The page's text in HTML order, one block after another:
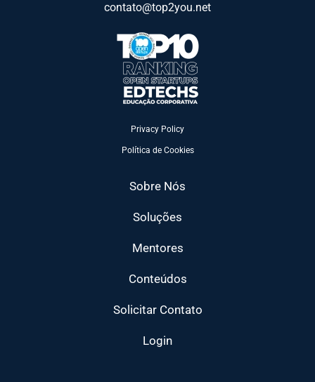
contato@top2you.net
Privacy Policy
Política de Cookies
Sobre Nós
Soluções
Mentores
Conteúdos
Solicitar Contato
Login